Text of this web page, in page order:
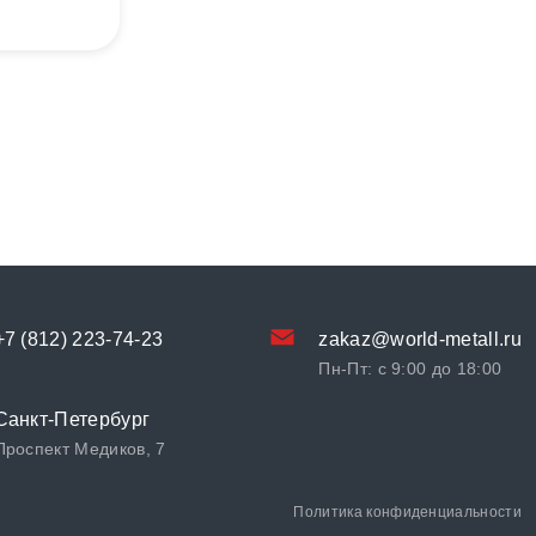
(812) 223-74-23 zakaz@world-metall.ru
Пн-Пт: с 9:00 до 18:00
Петербург
Медиков, 7
Политика конфиденциальности